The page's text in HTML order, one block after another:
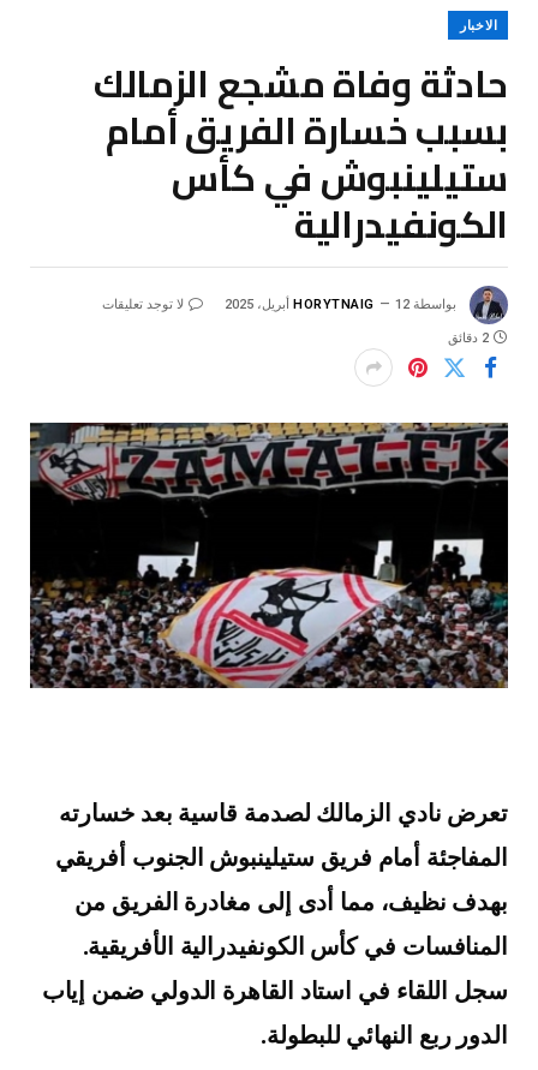
الاخبار
حادثة وفاة مشجع الزمالك
بسبب خسارة الفريق أمام
ستيلينبوش في كأس
الكونفيدرالية
بواسطة HORYTNAIG 12 أبريل، 2025 لا توجد تعليقات
2 دقائق
تعرض نادي الزمالك لصدمة قاسية بعد خسارته
المفاجئة أمام فريق ستيلينبوش الجنوب أفريقي
بهدف نظيف، مما أدى إلى مغادرة الفريق من
المنافسات في كأس الكونفيدرالية الأفريقية.
سجل اللقاء في استاد القاهرة الدولي ضمن إياب
الدور ربع النهائي للبطولة.